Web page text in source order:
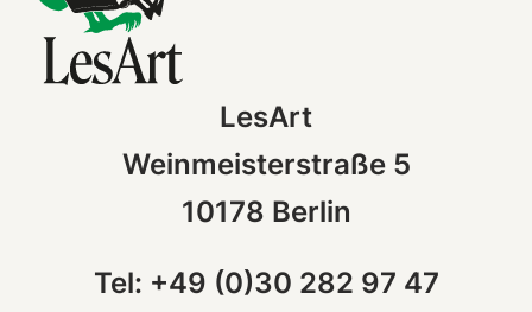
LesArt
Weinmeisterstraße 5
10178 Berlin
Tel: +49 (0)30 282 97 47